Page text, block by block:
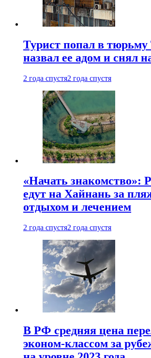
Турист попал в тюрьму
назвал ее адом и снял
2 года спустя2 года спустя
«Начать знакомство»:
едут на Хайнань за
отдыхом и лечением
2 года спустя2 года спустя
В РФ средняя цена
эконом-классом за